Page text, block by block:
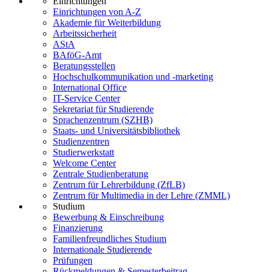
Einrichtungen von A-Z
Akademie für Weiterbildung
Arbeitssicherheit
AStA
BAföG-Amt
Beratungsstellen
Hochschulkommunikation und -marketing
International Office
IT-Service Center
Sekretariat für Studierende
Sprachenzentrum (SZHB)
Staats- und Universitätsbibliothek
Studienzentren
Studierwerkstatt
Welcome Center
Zentrale Studienberatung
Zentrum für Lehrerbildung (ZfLB)
Zentrum für Multimedia in der Lehre (ZMML)
Studium
Bewerbung & Einschreibung
Finanzierung
Familienfreundliches Studium
Internationale Studierende
Prüfungen